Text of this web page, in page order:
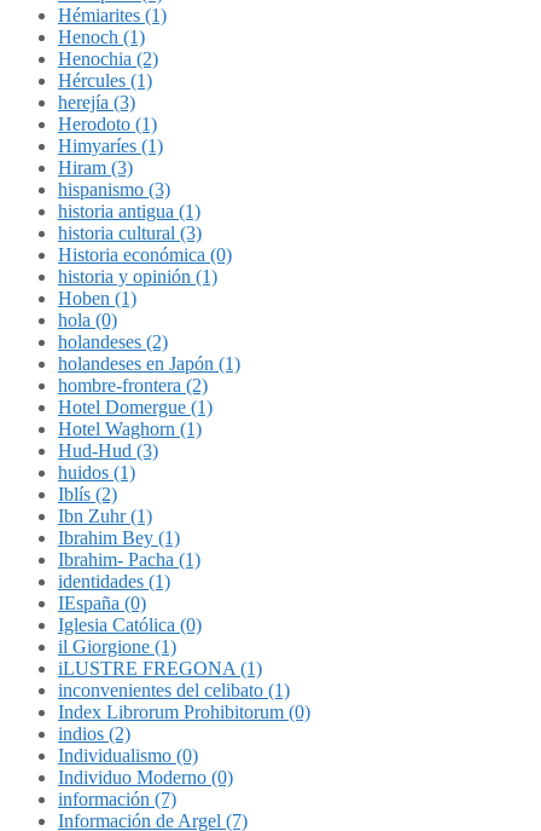
Hémiarites (1)
Henoch (1)
Henochia (2)
Hércules (1)
herejía (3)
Herodoto (1)
Himyaríes (1)
Hiram (3)
hispanismo (3)
historia antigua (1)
historia cultural (3)
Historia económica (0)
historia y opinión (1)
Hoben (1)
hola (0)
holandeses (2)
holandeses en Japón (1)
hombre-frontera (2)
Hotel Domergue (1)
Hotel Waghorn (1)
Hud-Hud (3)
huidos (1)
Iblís (2)
Ibn Zuhr (1)
Ibrahim Bey (1)
Ibrahim- Pacha (1)
identidades (1)
IEspaña (0)
Iglesia Católica (0)
il Giorgione (1)
iLUSTRE FREGONA (1)
inconvenientes del celibato (1)
Index Librorum Prohibitorum (0)
indios (2)
Individualismo (0)
Individuo Moderno (0)
información (7)
Información de Argel (7)